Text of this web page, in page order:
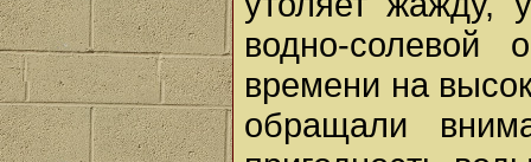
водно-солевой
времени на
обращали